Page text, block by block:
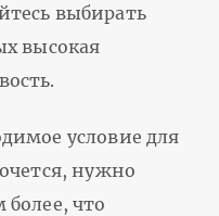
выбирать
высокая
условие для
нужно
более, что